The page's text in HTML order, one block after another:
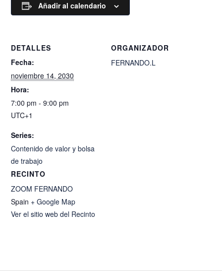
Añadir al calendario
DETALLES
Fecha:
noviembre 14, 2030
Hora:
7:00 pm - 9:00 pm
UTC+1
Series:
Contenido de valor y bolsa
de trabajo
RECINTO
ZOOM FERNANDO
Spain + Google Map
Ver el sitio web del Recinto
ORGANIZADOR
FERNANDO.L